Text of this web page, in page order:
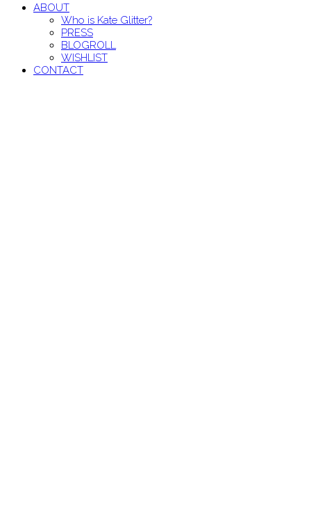
ABOUT
Who is Kate Glitter?
PRESS
BLOGROLL
WISHLIST
CONTACT